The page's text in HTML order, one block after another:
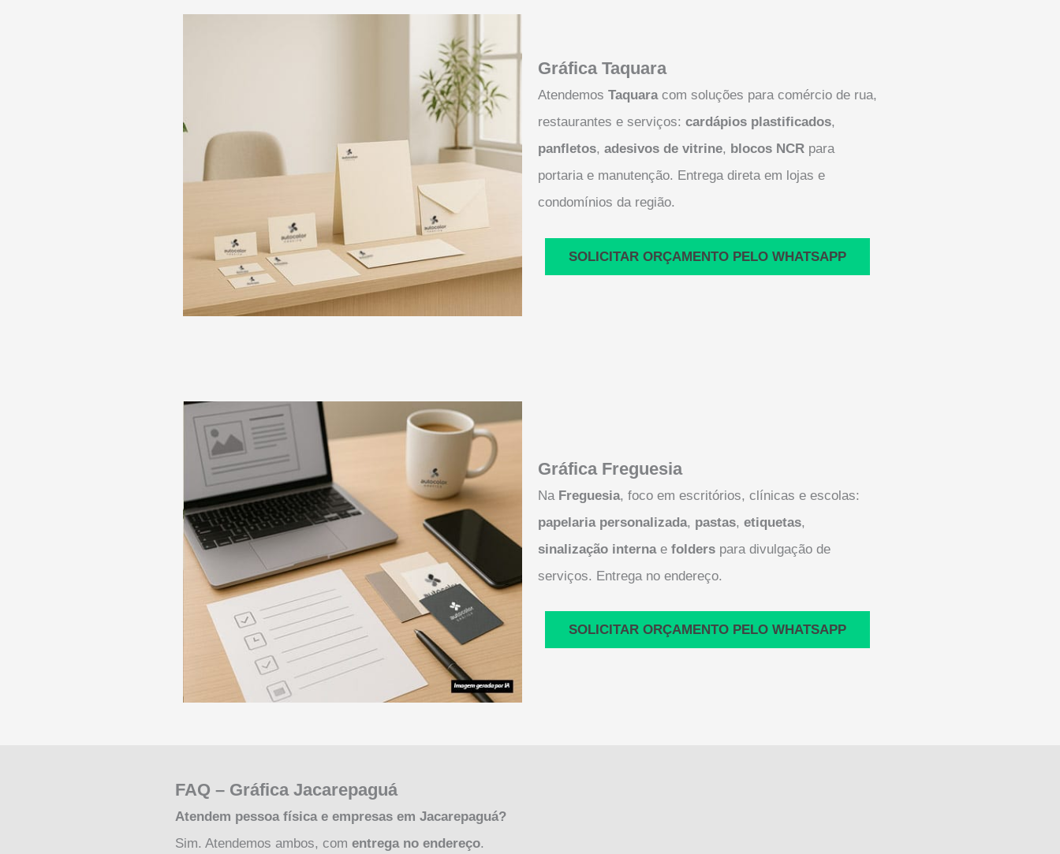
Gráfica Taquara
Atendemos Taquaracom soluções para comércio de rua,
restaurantes e serviços: cardápios plastificados,
panfletos, adesivos de vitrine, blocos NCR para
portaria e manutenção. Entrega direta em lojas e
condomínios da região.
SOLICITAR ORÇAMENTO PELO WHATSAPP
Gráfica Freguesia
Na Freguesia, foco em escritórios, clínicas e escolas:
papelaria personalizada, pastas, etiquetas,
sinalização internae folders para divulgação de
serviços. Entrega no endereço.
SOLICITAR ORÇAMENTO PELO WHATSAPP
FAQ – Gráfica Jacarepaguá
Atendem pessoa física e empresas em Jacarepaguá?
Sim. Atendemos ambos, com entrega no endereço.